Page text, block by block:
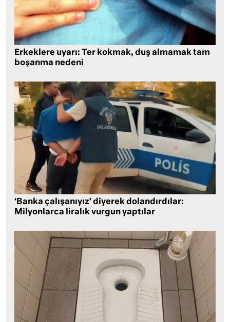
Erkeklere uyarı: Ter kokmak, duş almamak tam
boşanma nedeni
‘Banka çalışanıyız’ diyerek dolandırdılar:
Milyonlarca liralık vurgun yaptılar